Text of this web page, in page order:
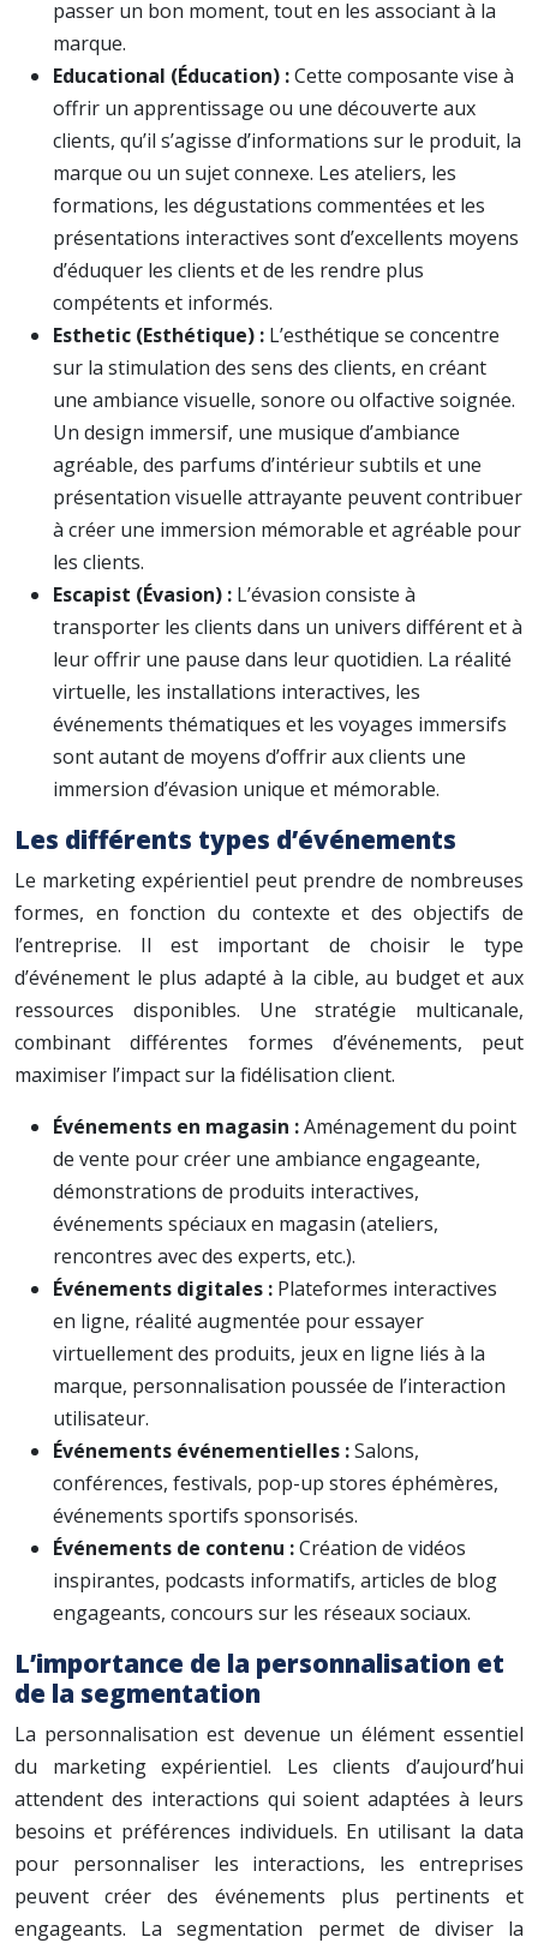
passer un bon moment, tout en les associant à la
marque.
Educational (Éducation) :Cette composante vise à
offrir un apprentissage ou une découverte aux
clients, qu’il s’agisse d’informations sur le produit, la
marque ou un sujet connexe. Les ateliers, les
formations, les dégustations commentées et les
présentations interactives sont d’excellents moyens
d’éduquer les clients et de les rendre plus
compétents et informés.
Esthetic (Esthétique) : L’esthétique se concentre
sur la stimulation des sens des clients, en créant
une ambiance visuelle, sonore ou olfactive soignée.
Un design immersif, une musique d’ambiance
agréable, des parfums d’intérieur subtils et une
présentation visuelle attrayante peuvent contribuer
à créer une immersion mémorable et agréable pour
les clients.
Escapist (Évasion) : L’évasion consiste à
transporter les clients dans un univers différent et à
leur offrir une pause dans leur quotidien. La réalité
virtuelle, les installations interactives, les
événements thématiques et les voyages immersifs
sont autant de moyens d’offrir aux clients une
immersion d’évasion unique et mémorable.
Les différents types d’événements
Le marketing expérientiel peut prendre de nombreuses
formes, en fonction du contexte et des objectifs de
l’entreprise. Il est important de choisir le type
d’événement le plus adapté à la cible, au budget et aux
ressources disponibles. Une stratégie multicanale,
combinant différentes formes d’événements, peut
maximiser l’impact sur la fidélisation client.
Événements en magasin :Aménagement du point
de vente pour créer une ambiance engageante,
démonstrations de produits interactives,
événements spéciaux en magasin (ateliers,
rencontres avec des experts, etc.).
Événements digitales : Plateformes interactives
en ligne, réalité augmentée pour essayer
virtuellement des produits, jeux en ligne liés à la
marque, personnalisation poussée de l’interaction
utilisateur.
Événements événementielles :Salons,
conférences, festivals, pop-up stores éphémères,
événements sportifs sponsorisés.
Événements de contenu :Création de vidéos
inspirantes, podcasts informatifs, articles de blog
engageants, concours sur les réseaux sociaux.
L’importance de la personnalisation et
de la segmentation
La personnalisation est devenue un élément essentiel
du marketing expérientiel. Les clients d’aujourd’hui
attendent des interactions qui soient adaptées à leurs
besoins et préférences individuels. En utilisant la data
pour personnaliser les interactions, les entreprises
peuvent créer des événements plus pertinents et
engageants. La segmentation permet de diviser la